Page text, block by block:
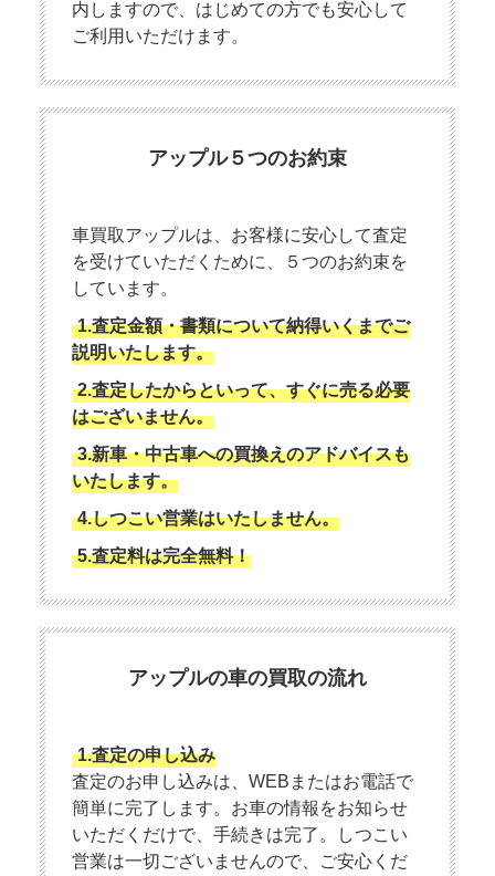
内しますので、はじめての方でも安心して
ご利用いただけます。
アップル５つのお約束
車買取アップルは、お客様に安心して査定
を受けていただくために、５つのお約束を
しています。
1.査定金額・書類について納得いくまでご
説明いたします。
2.査定したからといって、すぐに売る必要
はございません。
3.新車・中古車への買換えのアドバイスも
いたします。
4.しつこい営業はいたしません。
5.査定料は完全無料！
アップルの車の買取の流れ
1.査定の申し込み
査定のお申し込みは、WEBまたはお電話で
簡単に完了します。お車の情報をお知らせ
いただくだけで、手続きは完了。しつこい
営業は一切ございませんので、ご安心くだ